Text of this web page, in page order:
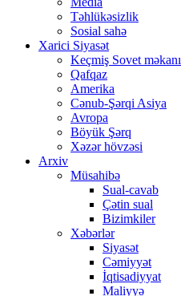
Təhlükəsizlik
Sosial sahə
Xarici Siyasət
Keçmiş Sovet məkanı
Qafqaz
Amerika
Cənub-Şərqi Asiya
Avropa
Böyük Şərq
Xəzər hövzəsi
Arxiv
Müsahibə
Sual-cavab
Çətin sual
Bizimkiler
Xəbərlər
Siyasət
Cəmiyyət
İqtisadiyyat
Maliyyə